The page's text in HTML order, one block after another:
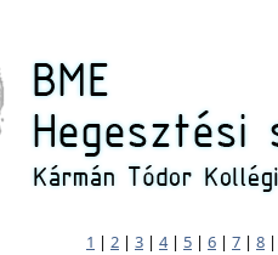
1 | 2 | 3 | 4| 5 | 6 | 7 | 8